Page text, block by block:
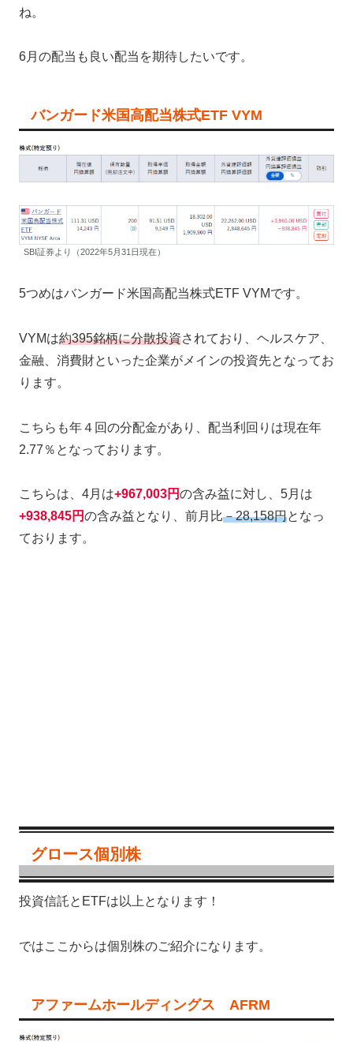
ね。
6月の配当も良い配当を期待したいです。
バンガード米国高配当株式ETF VYM
SBI証券より（2022年5月31日現在）
5つめはバンガード米国高配当株式ETF VYMです。
VYMは約395銘柄に分散投資されており、ヘルスケア、
金融、消費財といった企業がメインの投資先となってお
ります。
こちらも年４回の分配金があり、配当利回りは現在年
2.77％となっております。
こちらは、4月は+967,003円の含み益に対し、5月は
+938,845円の含み益となり、前月比－28,158円となっ
ております。
グロース個別株
投資信託とETFは以上となります！
ではここからは個別株のご紹介になります。
アファームホールディングス AFRM